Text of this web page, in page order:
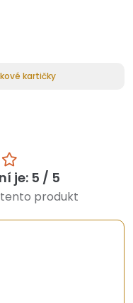
kartičky
je: 5 / 5
produkt